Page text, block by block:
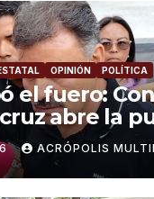
OPINIÓN POLÍTICA
el fuero:
abre la
penal contra
Galván
ACRÓPOLIS